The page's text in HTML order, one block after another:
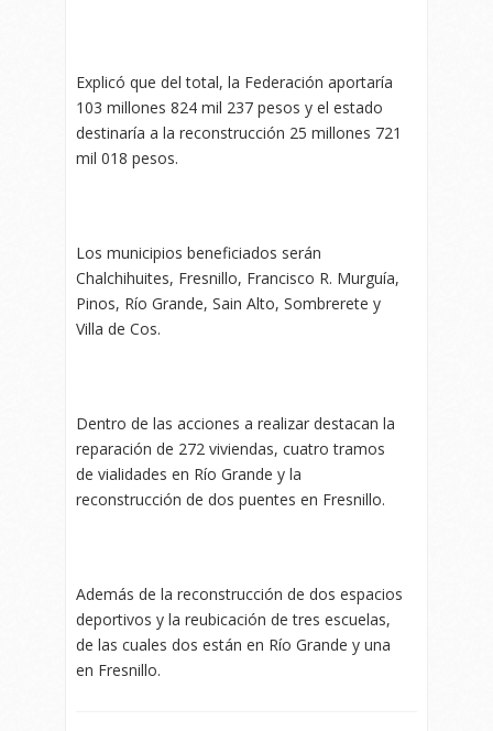
Explicó que del total, la Federación aportaría
103 millones 824 mil 237 pesos y el estado
destinaría a la reconstrucción 25 millones 721
mil 018 pesos.
Los municipios beneficiados serán
Chalchihuites, Fresnillo, Francisco R. Murguía,
Pinos, Río Grande, Sain Alto, Sombrerete y
Villa de Cos.
Dentro de las acciones a realizar destacan la
reparación de 272 viviendas, cuatro tramos
de vialidades en Río Grande y la
reconstrucción de dos puentes en Fresnillo.
Además de la reconstrucción de dos espacios
deportivos y la reubicación de tres escuelas,
de las cuales dos están en Río Grande y una
en Fresnillo.